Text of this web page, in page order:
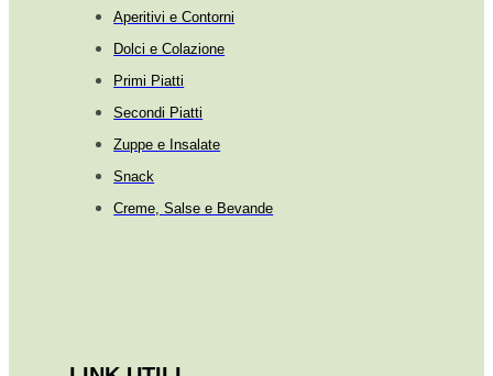
Aperitivi e Contorni
Dolci e Colazione
Primi Piatti
Secondi Piatti
Zuppe e Insalate
Snack
Creme, Salse e Bevande